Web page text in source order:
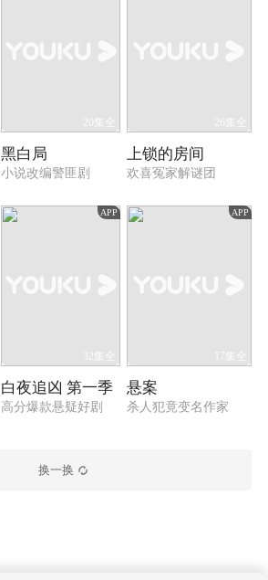
20集全
黑白局
小说改编警匪剧
26集全
上锁的房间
欢喜冤家解谜团
APP
32集全
白夜追凶 第一季
高分爆款悬疑好剧
APP
17集全
悬案
杀人犯竟变名作家
换一换